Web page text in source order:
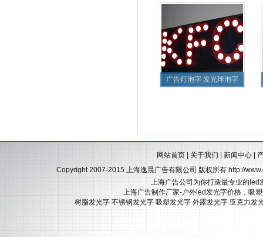
广告灯泡字 发光球泡字
网站首页| 关于我们 新闻中心|
Copyright 2007-2015 上海逸晨广告有限公司 版权所有 http://
上海广告公司为你打造最专业的
上海广告制作厂家-户外led发光字价格，吸
树脂发光字 不锈钢发光字 吸塑发光字 外露发光字 亚克力发